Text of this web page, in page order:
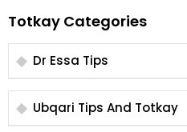
Totkay Categories
Dr Essa Tips
Ubqari Tips And Totkay